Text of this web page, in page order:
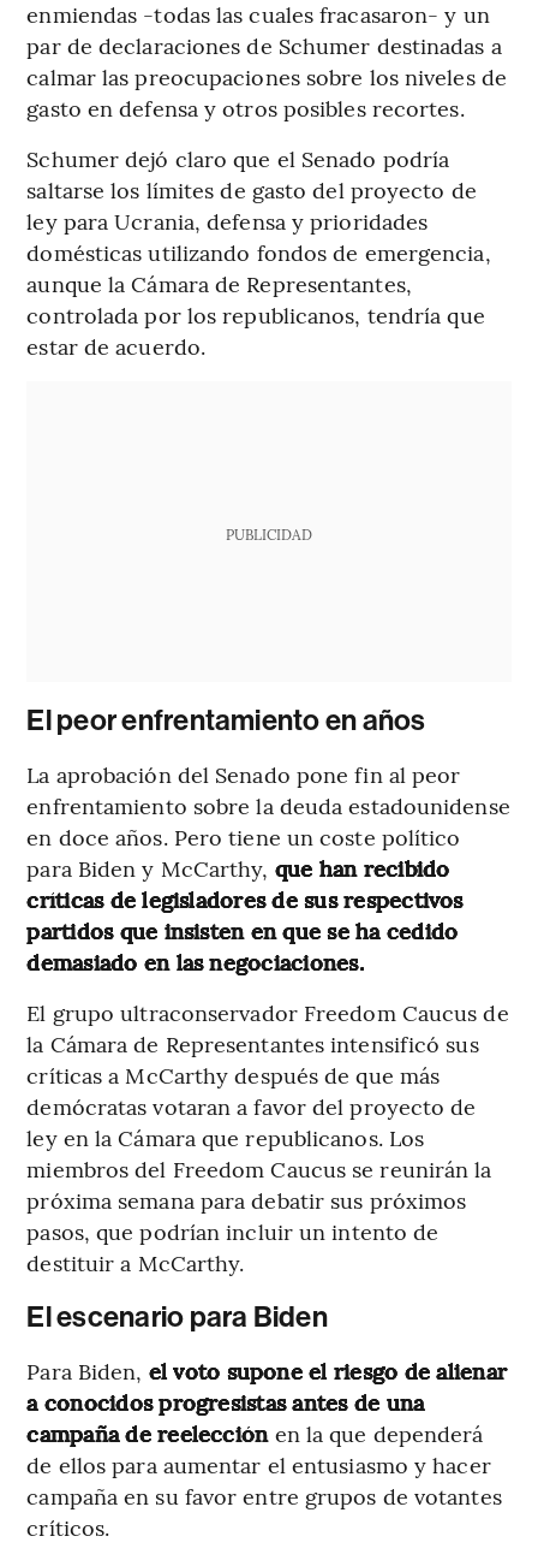
enmiendas -todas las cuales fracasaron- y un
par de declaraciones de Schumer destinadas a
calmar las preocupaciones sobre los niveles de
gasto en defensa y otros posibles recortes.
Schumer dejó claro que el Senado podría
saltarse los límites de gasto del proyecto de
ley para Ucrania, defensa y prioridades
domésticas utilizando fondos de emergencia,
aunque la Cámara de Representantes,
controlada por los republicanos, tendría que
estar de acuerdo.
PUBLICIDAD
El peor enfrentamiento en años
La aprobación del Senado pone fin al peor
enfrentamiento sobre la deuda estadounidense
en doce años. Pero tiene un coste político
para Biden y McCarthy, que han recibido
críticas de legisladores de sus respectivos
partidos que insisten en que se ha cedido
demasiado en las negociaciones.
El grupo ultraconservador Freedom Caucus de
la Cámara de Representantes intensificó sus
críticas a McCarthy después de que más
demócratas votaran a favor del proyecto de
ley en la Cámara que republicanos. Los
miembros del Freedom Caucus se reunirán la
próxima semana para debatir sus próximos
pasos, que podrían incluir un intento de
destituir a McCarthy.
El escenario para Biden
Para Biden, el voto supone el riesgo de alienar
a conocidos progresistas antes de una
campaña de reelecciónen la que dependerá
de ellos para aumentar el entusiasmo y hacer
campaña en su favor entre grupos de votantes
críticos.